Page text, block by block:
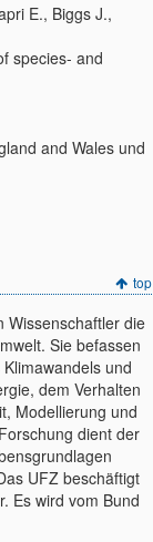
E., Biggs J.,
species- and
and Wales und
top
Wissenschaftler die
Sie befassen
und
dem Verhalten
Modellierung und
dient der
UFZ beschäftigt
Es wird vom Bund